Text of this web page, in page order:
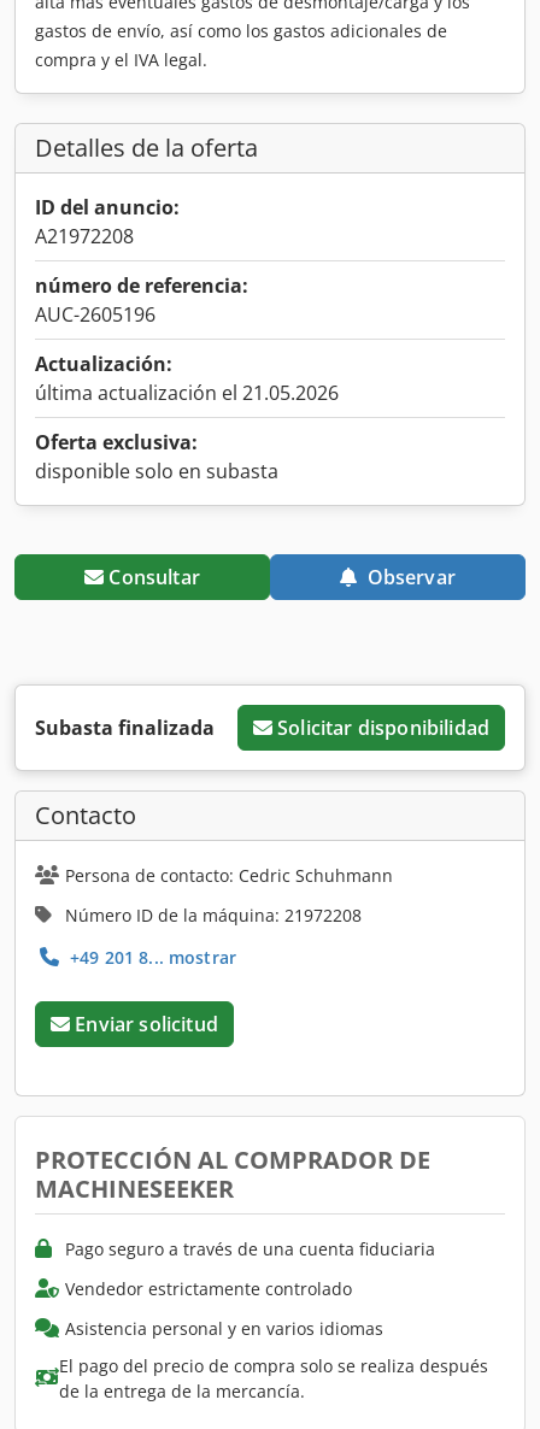
gastos de envío, así como los gastos adicionales de
compra y el IVA legal.
Detalles de la oferta
ID del anuncio:
A21972208
número de referencia:
AUC-2605196
Actualización:
última actualización el 21.05.2026
Oferta exclusiva:
disponible solo en subasta
Consultar Observar
Subasta finalizada Solicitar disponibilidad
Contacto
Persona de contacto: Cedric Schuhmann
Número ID de la máquina: 21972208
+49 201 8... mostrar
Enviar solicitud
PROTECCIÓN AL COMPRADOR DE
MACHINESEEKER
Pago seguro a través de una cuenta fiduciaria
Vendedor estrictamente controlado
Asistencia personal y en varios idiomas
El pago del precio de compra solo se realiza después
de la entrega de la mercancía.